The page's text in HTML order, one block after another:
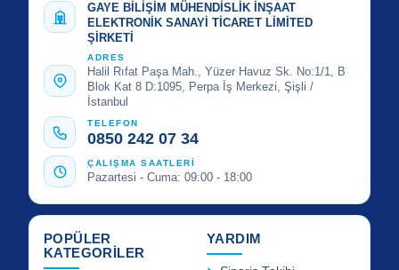
GAYE BİLİŞİM MÜHENDİSLİK İNŞAAT
ELEKTRONİK SANAYİ TİCARET LİMİTED
ŞİRKETİ
ADRES
Halil Rıfat Paşa Mah., Yüzer Havuz Sk. No:1/1, B
Blok Kat 8 D:1095, Perpa İş Merkezi, Şişli /
İstanbul
TELEFON
0850 242 07 34
ÇALIŞMA SAATLERİ
Pazartesi - Cuma: 09:00 - 18:00
POPÜLER
KATEGORİLER
YARDIM